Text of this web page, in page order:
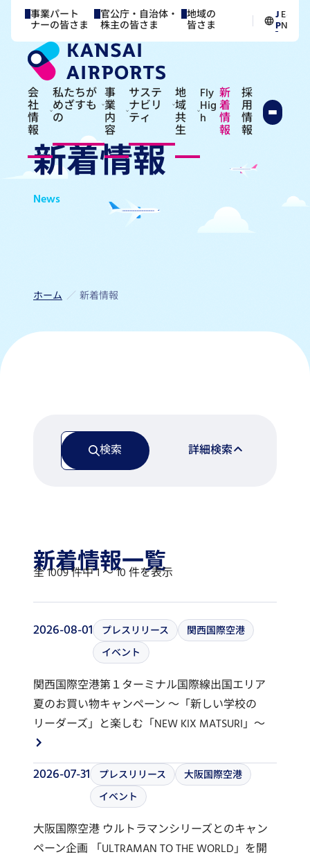
事業パート
ナーの皆さま
官公庁・自治体・
株主の皆さま
地域の
皆さま
J
P／
E
N
会
社
情
報
私たちが
めざすも
の
事
業
内
容
サステ
ナビリ
ティ
地
域
共
生
Fly
Hig
h
新
着
情
報
採
用
情
報
新着情報
News
ホーム 新着情報
検索 詳細検索
新着情報一覧
全 1009 件中 1 〜 10 件を表示
2026-08-01 プレスリリース
関西国際空港
イベント
関西国際空港第１ターミナル国際線出国エリア
夏のお買い物キャンペーン ～「新しい学校の
リーダーズ」と楽しむ「NEW KIX MATSURI」～
2026-07-31 プレスリリース
大阪国際空港
イベント
大阪国際空港 ウルトラマンシリーズとのキャン
ペーン企画 「ULTRAMAN TO THE WORLD」を開